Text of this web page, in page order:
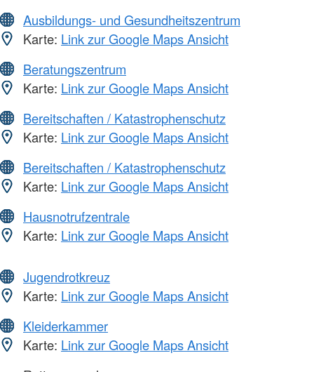
Ausbildungs- und Gesundheitszentrum
Karte: Link zur Google Maps Ansicht
Beratungszentrum
Karte: Link zur Google Maps Ansicht
Bereitschaften / Katastrophenschutz
Karte: Link zur Google Maps Ansicht
Bereitschaften / Katastrophenschutz
Karte: Link zur Google Maps Ansicht
Hausnotrufzentrale
Karte: Link zur Google Maps Ansicht
Jugendrotkreuz
Karte: Link zur Google Maps Ansicht
Kleiderkammer
Karte: Link zur Google Maps Ansicht